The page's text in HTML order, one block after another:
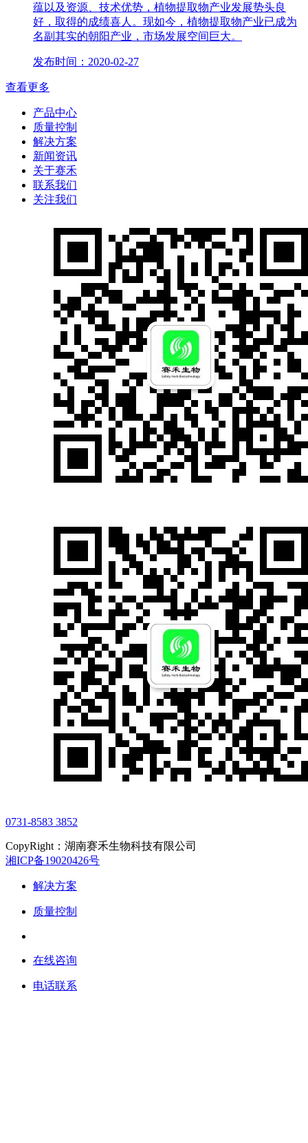
蕴以及资源、技术优势，植物提取物产业发展势头良
好，取得的成绩喜人。现如今，植物提取物产业已成为
名副其实的朝阳产业，市场发展空间巨大。
发布时间：2020-02-27
查看更多
产品中心
质量控制
解决方案
新闻资讯
关于赛禾
联系我们
关注我们
0731-8583 3852
CopyRight：湖南赛禾生物科技有限公司
湘ICP备19020426号
解决方案
质量控制
在线咨询
电话联系